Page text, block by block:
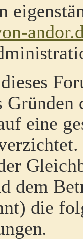
eine
dem
die